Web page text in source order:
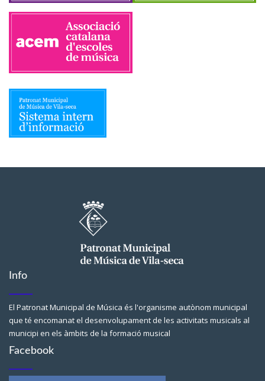
Info
El Patronat Municipal de Música és l'organisme autònom municipal
que té encomanat el desenvolupament de les activitats musicals al
municipi en els àmbits de la formació musical
Facebook